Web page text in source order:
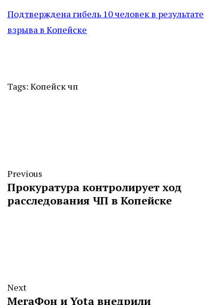
Подтверждена гибель 10 человек в результате
взрыва в Копейске
Tags: Копейскчп
Previous
Прокуратура контролирует ход
расследования ЧП в Копейске
Next
МегаФон и Yota внедрили